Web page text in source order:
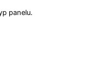
panelu.